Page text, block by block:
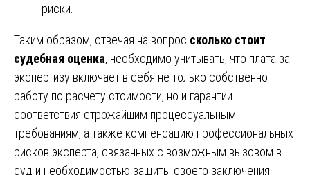
риски.
Таким образом, отвечая на вопрос сколько стоит
судебная оценка, необходимо учитывать, что плата за
экспертизу включает в себя не только собственно
работу по расчету стоимости, но и гарантии
соответствия строжайшим процессуальным
требованиям, а также компенсацию профессиональных
рисков эксперта, связанных с возможным вызовом в
суд и необходимостью защиты своего заключения.